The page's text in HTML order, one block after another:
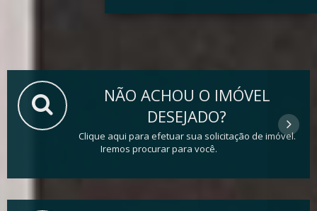
NÃO ACHOU O IMÓVEL
DESEJADO?
Clique aqui para efetuar sua solicitação de imóvel.
Iremos procurar para você.